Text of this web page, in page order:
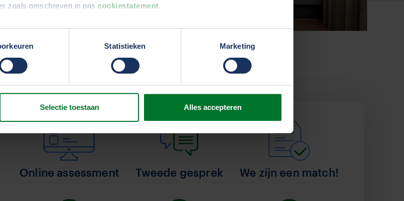
zoals omschreven in ons cookiestatement.
gegevens kunnen ontvangen en verwerken.
Statistieken Marketing
Selectie toestaan Alles accepteren
Online assessment Tweede gesprek We zijn een match!